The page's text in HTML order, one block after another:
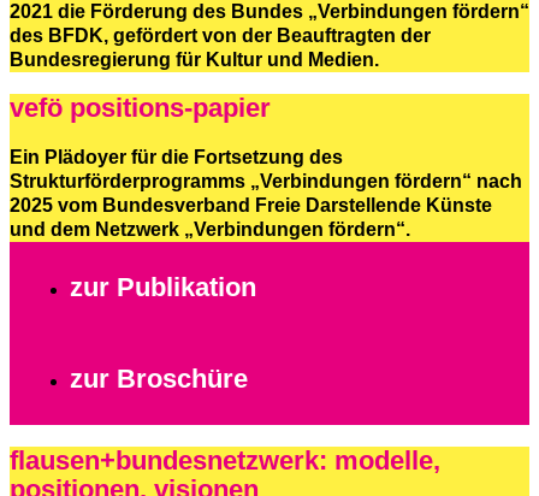
2021 die Förderung des Bundes „Verbindungen fördern“
des BFDK, gefördert von der Beauftragten der
Bundesregierung für Kultur und Medien.
vefö positions-papier
Ein Plädoyer für die Fortsetzung des
Strukturförderprogramms „Verbindungen fördern“ nach
2025 vom Bundesverband Freie Darstellende Künste
und dem Netzwerk „Verbindungen fördern“.
zur Publikation
zur Broschüre
flausen+bundesnetzwerk: modelle,
positionen, visionen